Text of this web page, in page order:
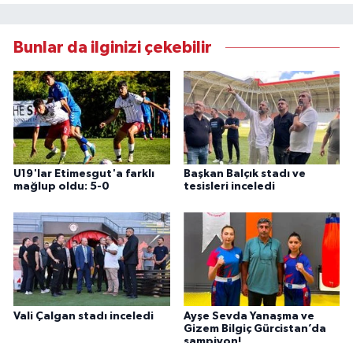
Bunlar da ilginizi çekebilir
U19'lar Etimesgut'a farklı
mağlup oldu: 5-0
Başkan Balçık stadı ve
tesisleri inceledi
Vali Çalgan stadı inceledi
Ayşe Sevda Yanaşma ve
Gizem Bilgiç Gürcistan’da